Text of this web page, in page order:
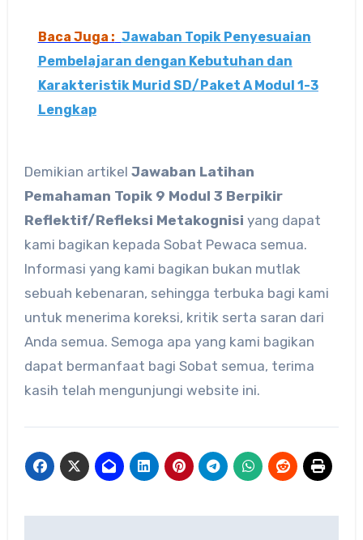
Baca Juga : Jawaban Topik Penyesuaian
Pembelajaran dengan Kebutuhan dan
Karakteristik Murid SD/Paket A Modul 1-3
Lengkap
Demikian artikel Jawaban Latihan
Pemahaman Topik 9 Modul 3 Berpikir
Reflektif/Refleksi Metakognisi yang dapat
kami bagikan kepada Sobat Pewaca semua.
Informasi yang kami bagikan bukan mutlak
sebuah kebenaran, sehingga terbuka bagi kami
untuk menerima koreksi, kritik serta saran dari
Anda semua. Semoga apa yang kami bagikan
dapat bermanfaat bagi Sobat semua, terima
kasih telah mengunjungi website ini.